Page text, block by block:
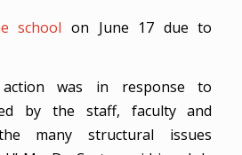
school on June 17 due to
action was in response to
by the staff, faculty and
many structural issues